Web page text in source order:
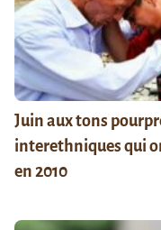
Juin aux tons
interethniques qui
en 2010